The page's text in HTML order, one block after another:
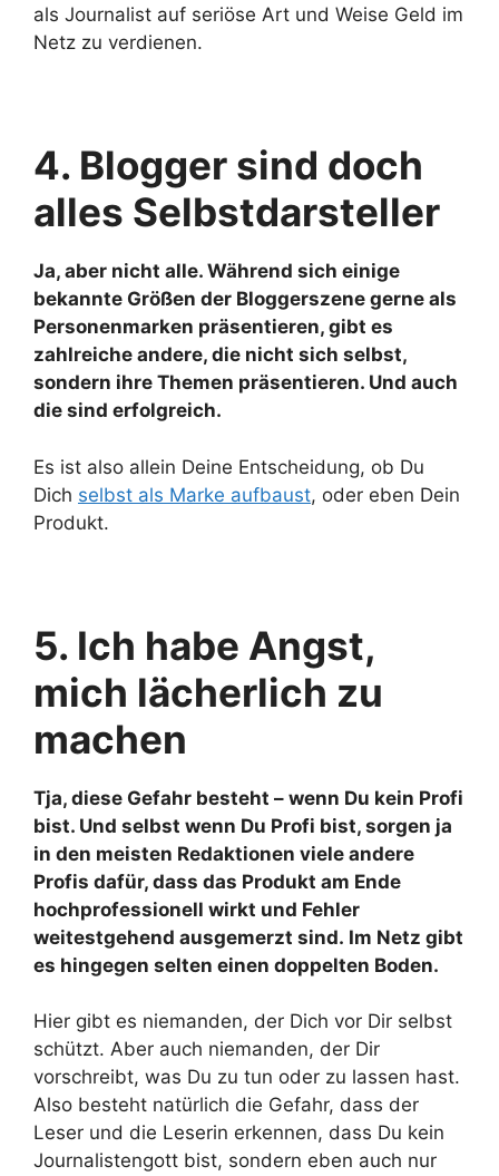
als Journalist auf seriöse Art und Weise Geld im
Netz zu verdienen.
4. Blogger sind doch
alles Selbstdarsteller
Ja, aber nicht alle. Während sich einige
bekannte Größen der Bloggerszene gerne als
Personenmarken präsentieren, gibt es
zahlreiche andere, die nicht sich selbst,
sondern ihre Themen präsentieren. Und auch
die sind erfolgreich.
Es ist also allein Deine Entscheidung, ob Du
Dich selbst als Marke aufbaust, oder eben Dein
Produkt.
5. Ich habe Angst,
mich lächerlich zu
machen
Tja, diese Gefahr besteht – wenn Du kein Profi
bist. Und selbst wenn Du Profi bist, sorgen ja
in den meisten Redaktionen viele andere
Profis dafür, dass das Produkt am Ende
hochprofessionell wirkt und Fehler
weitestgehend ausgemerzt sind. Im Netz gibt
es hingegen selten einen doppelten Boden.
Hier gibt es niemanden, der Dich vor Dir selbst
schützt. Aber auch niemanden, der Dir
vorschreibt, was Du zu tun oder zu lassen hast.
Also besteht natürlich die Gefahr, dass der
Leser und die Leserin erkennen, dass Du kein
Journalistengott bist, sondern eben auch nur